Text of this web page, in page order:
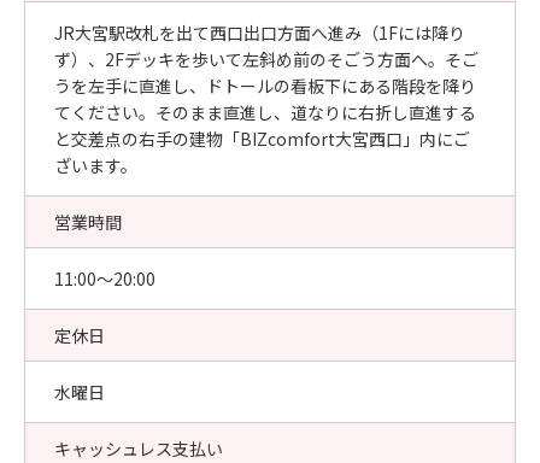
JR大宮駅改札を出て西口出口方面へ進み（1Fには降り
ず）、2Fデッキを歩いて左斜め前のそごう方面へ。そご
うを左手に直進し、ドトールの看板下にある階段を降り
てください。そのまま直進し、道なりに右折し直進する
と交差点の右手の建物「BIZcomfort大宮西口」内にご
ざいます。
営業時間
11:00〜20:00
定休日
水曜日
キャッシュレス支払い